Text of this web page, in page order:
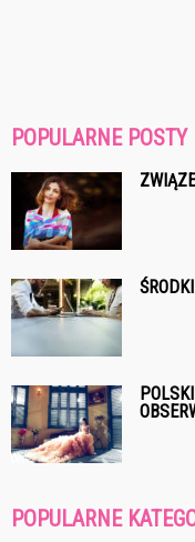
POPULARNE POSTY
POPULARNE